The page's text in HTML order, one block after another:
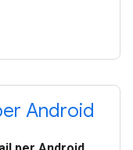
Android